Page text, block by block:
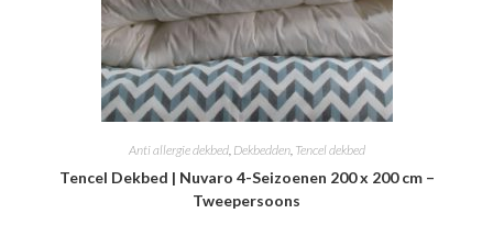
Anti allergie dekbed, Dekbedden, Tencel dekbed
Tencel Dekbed | Nuvaro 4-Seizoenen 200 x 200 cm –
Tweepersoons